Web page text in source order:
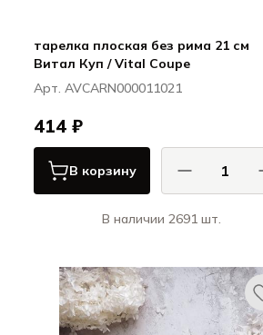
тарелка плоская без рима 21 см
Витал Куп / Vital Coupe
Арт. AVCARN000011021
414 ₽
В корзину
В наличии 2691 шт.